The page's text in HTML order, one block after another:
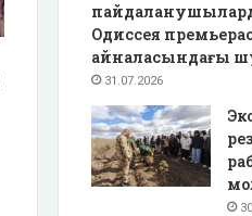
Одиссея
айналасындағы
31.07.2026